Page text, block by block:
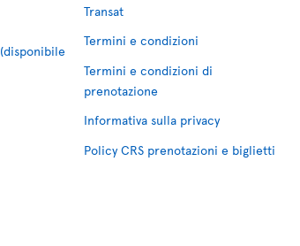
Transat
Termini e condizioni
Termini e condizioni di
prenotazione
Informativa sulla privacy
Policy CRS prenotazioni e biglietti